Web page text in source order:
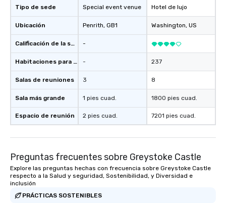
Tipo de sede
Ubicación
Calificación de la sede
Habitaciones para huéspedes
Salas de reuniones
Sala más grande
Espacio de reunión
Special event venue
Penrith, GB1
-
-
3
1 pies cuad.
2 pies cuad.
Hotel de lujo
Washington, US
237
8
1800 pies cuad.
7201 pies cuad.
Preguntas frecuentes sobre Greystoke Castle
Explore las preguntas hechas con frecuencia sobre Greystoke Castle
respecto a la Salud y seguridad, Sostenibilidad, y Diversidad e
inclusión
PRÁCTICAS SOSTENIBLES